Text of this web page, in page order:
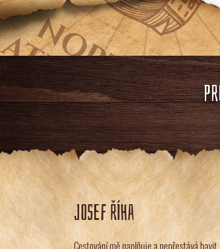
JOSEF ŘÍHA
Cestování mě naplňuje a nepřestává